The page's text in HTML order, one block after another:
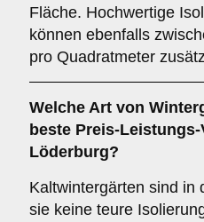
Fläche. Hochwertige
können ebenfalls
pro Quadratmeter
Welche Art von
beste Preis-
Löderburg?
Kaltwintergärten sind in
sie keine teure